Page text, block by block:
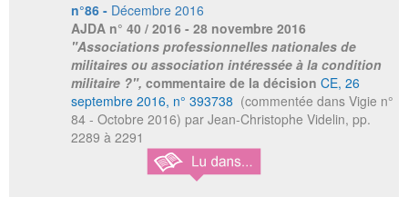
n°86 - Décembre 2016
AJDA n° 40 / 2016 - 28 novembre 2016
"Associations professionnelles nationales de
militaires ou association intéressée à la condition
militaire ?", commentaire de la décision CE, 26
septembre 2016, n° 393738 (commentée dans Vigie n°
84 - Octobre 2016) par Jean-Christophe Videlin, pp.
2289 à 2291